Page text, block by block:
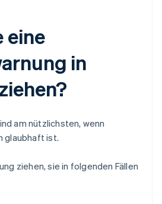
eine
in
am nützlichsten, wenn
glaubhaft ist.
ziehen, sie in folgenden Fällen